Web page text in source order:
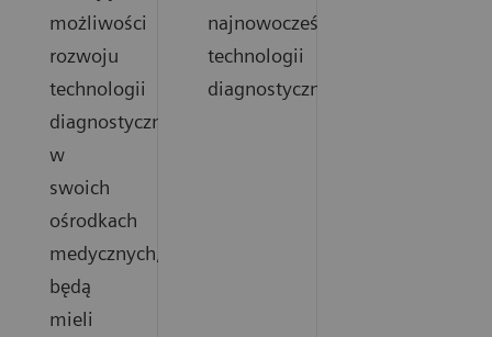
możliwości
rozwoju
technologii
diagnostycznych
w
swoich
ośrodkach
medycznych,
będą
mieli
najnowocześniejszych
technologii
diagnostycznych.